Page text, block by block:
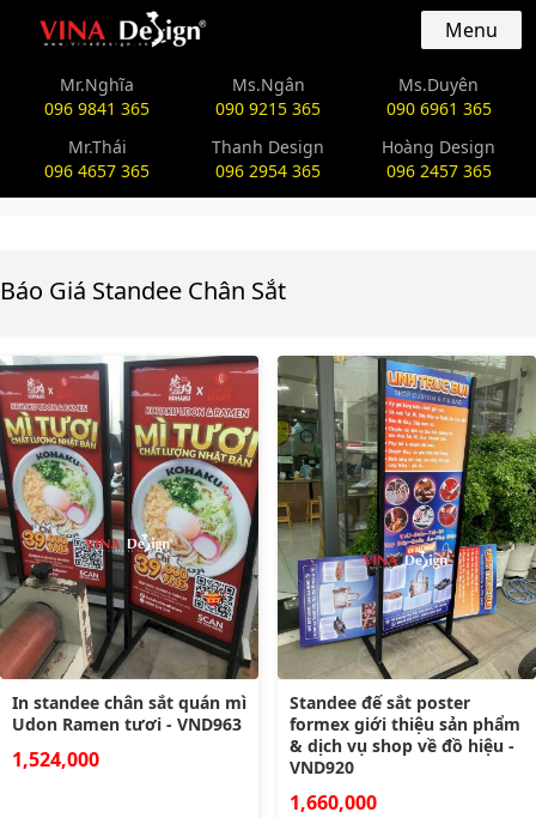
vinadesign.vn Menu
Mr.Nghĩa
096 9841 365
Ms.Ngân
090 9215 365
Ms.Duyên
090 6961 365
Mr.Thái
096 4657 365
Thanh Design
096 2954 365
Hoàng Design
096 2457 365
Báo Giá Standee Chân Sắt
In standee chân sắt quán mì
Udon Ramen tươi - VND963
1,524,000
Standee đế sắt poster
formex giới thiệu sản phẩm
& dịch vụ shop về đồ hiệu -
VND920
1,660,000